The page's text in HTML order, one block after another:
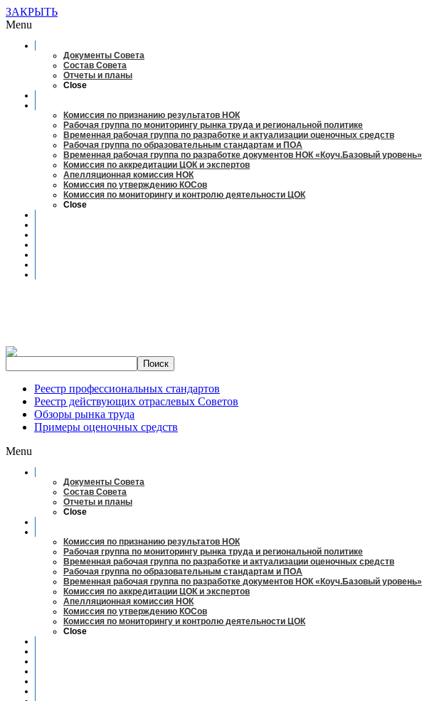
ЗАКРЫТЬ
Menu
Документы Совета
Состав Совета
Отчеты и планы
Close
Комиссия по признанию результатов НОК
Рабочая группа по мониторингу рынка труда и региональной политике
Временная рабочая группа по разработке и актуализации оценочных средств
Рабочая группа по образовательным стандартам и ПОА
Временная рабочая группа по разработке документов НОК «Коуч.Базовый уровень»
Комиссия по аккредитации ЦОК и экспертов
Апелляционная комиссия НОК
Комиссия по утверждению КОСов
Комиссия по мониторингу и контролю деятельности ЦОК
Close
Реестр профессиональных стандартов
Реестр действующих отраслевых Советов
Обзоры рынка труда
Примеры оценочных средств
Menu
Документы Совета
Состав Совета
Отчеты и планы
Close
Комиссия по признанию результатов НОК
Рабочая группа по мониторингу рынка труда и региональной политике
Временная рабочая группа по разработке и актуализации оценочных средств
Рабочая группа по образовательным стандартам и ПОА
Временная рабочая группа по разработке документов НОК «Коуч.Базовый уровень»
Комиссия по аккредитации ЦОК и экспертов
Апелляционная комиссия НОК
Комиссия по утверждению КОСов
Комиссия по мониторингу и контролю деятельности ЦОК
Close